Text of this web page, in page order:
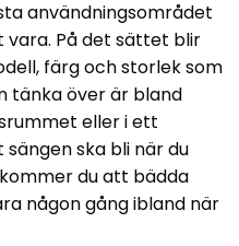
användningsområdet
På det sättet blir
färg och storlek som
tänka över är bland
eller i ett
ska bli när du
du att bädda
någon gång ibland när